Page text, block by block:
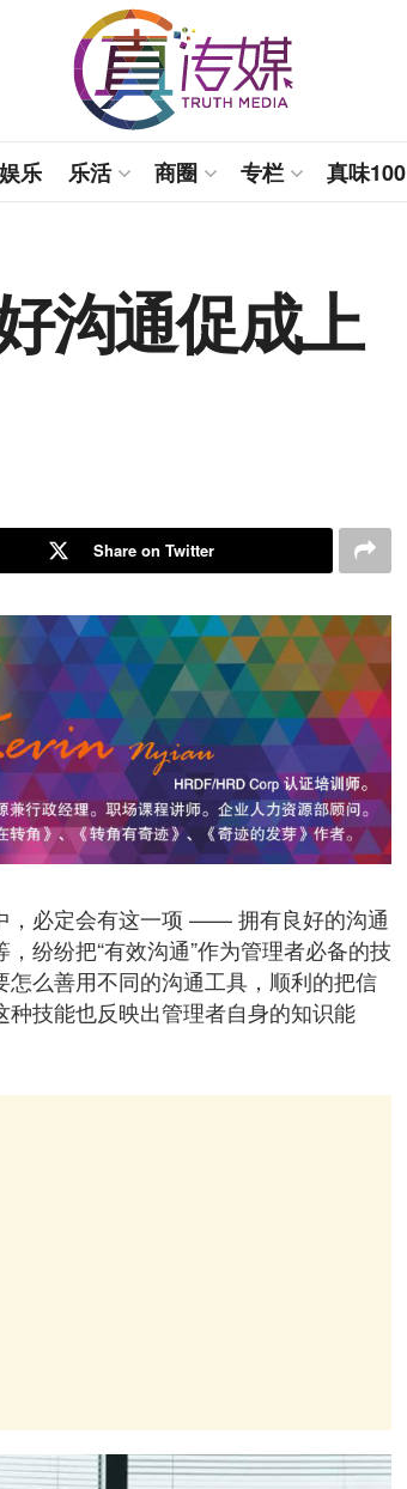
娱乐 乐活 商圈 专栏 真味100
沟通促成上
Share on Twitter
，必定会有这一项 —— 拥有良好的沟通
纷纷把“有效沟通”作为管理者必备的技
么善用不同的沟通工具，顺利的把信
技能也反映出管理者自身的知识能